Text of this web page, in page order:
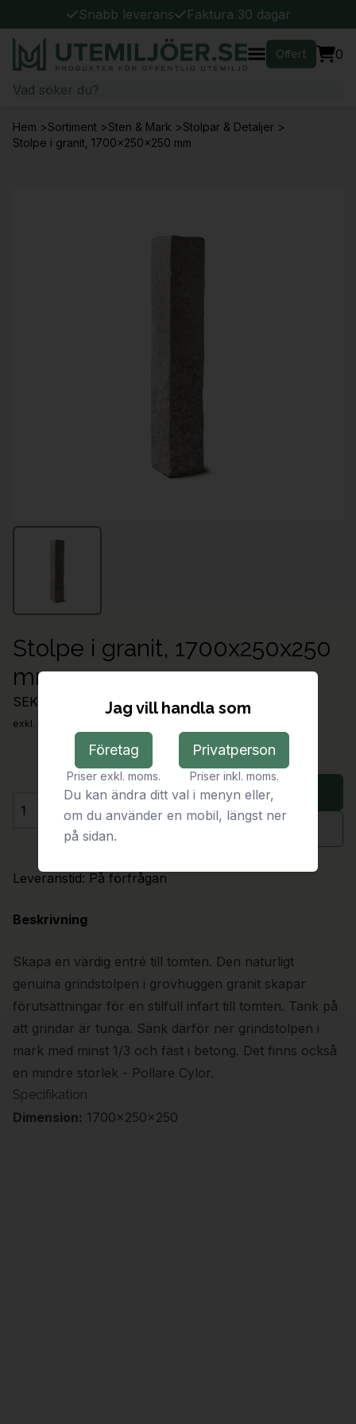
Snabb leverans Faktura 30 dagar
Offert 0
Hem >Sortiment >Sten & Mark >Stolpar & Detaljer >
Stolpe i granit, 1700x250x250 mm
Stolpe i granit, 1700x250x250
mm
SEK 2,621.00
exkl. moms
Antal
Lägg i varukorg
Leveranstid: På förfrågan
Beskrivning
Skapa en värdig entré till tomten. Den naturligt
genuina grindstolpen i grovhuggen granit skapar
förutsättningar för en stilfull infart till tomten. Tänk på
att grindar är tunga. Sänk därför ner grindstolpen i
mark med minst 1/3 och fäst i betong. Det finns också
en mindre storlek - Pollare Cylor.
Specifikation
Dimension: 1700x250x250
Jag vill handla som
Företag
Priser exkl. moms.
Privatperson
Priser inkl. moms.
Du kan ändra ditt val i menyn eller,
om du använder en mobil, längst ner
på sidan.